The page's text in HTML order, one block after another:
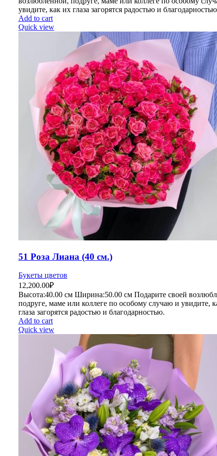
увидите, как их глаза загорятся радостью и
Add to cart
Quick view
51 Роза Лиана (40 см.)
Букеты цветов
12,200.00₽
Высота:40.00 см Ширина:50.00 см Подарите своей
подруге, маме или коллеге по особому случаю и увидите,
глаза загорятся радостью и благодарностью.
Add to cart
Quick view